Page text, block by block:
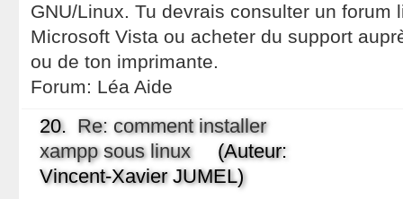
GNU/Linux. Tu devrais consulter un forum
Microsoft Vista ou acheter du support
ou de ton imprimante.
Forum: Léa Aide
20. Re: comment installer
xampp sous linux(Auteur:
Vincent-Xavier JUMEL)